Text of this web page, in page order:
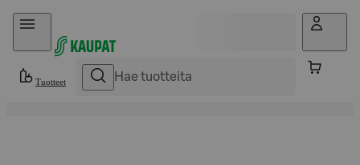
Hyppää sisältöön
Tuotteet